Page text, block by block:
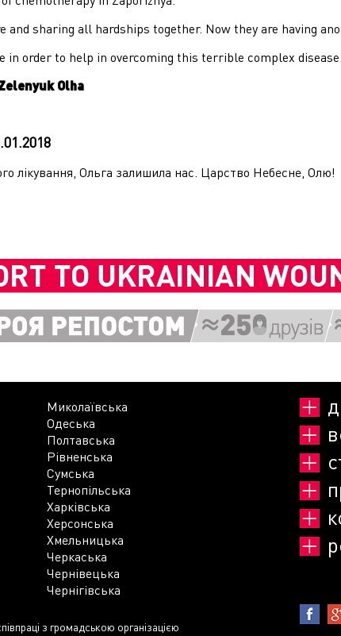
and sharing all hardships together. Now they are having
in order to help in overcoming this terrible complex disease.
Olha
лікування, Ольга залишила нас. Царство Небесне, Олю!
Миколаївська
Одеська
Полтавська
Рівненська
Сумська
Тернопільська
Харківська
Херсонська
Хмельницька
Черкаська
Чернівецька
Чернігівська
з громадською організацією